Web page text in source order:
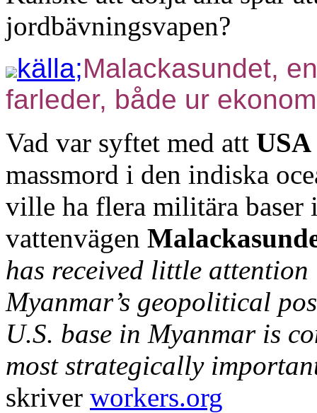
jordbävningsvapen?
källa;Malackasundet,
farleder, både ur
Vad var syftet med att USA
massmord i den indiska
ville ha flera militära baser
vattenvägen
has received little
Myanmar’s geopolitical
U.S. base in Myanmar is
most strategically
skriver workers.org